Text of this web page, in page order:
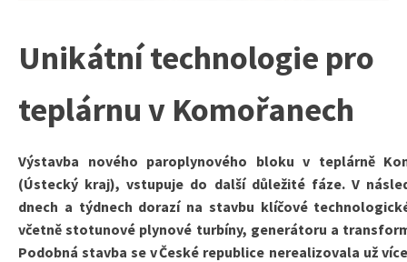
Unikátní technologie pro
teplárnu v Komořanech
Výstavba nového paroplynového bloku v teplárně
(Ústecký kraj), vstupuje do další důležité fáze. V
dnech a týdnech dorazí na stavbu klíčové
včetně stotunové plynové turbíny, generátoru a
Podobná stavba se v České republice nerealizovala už